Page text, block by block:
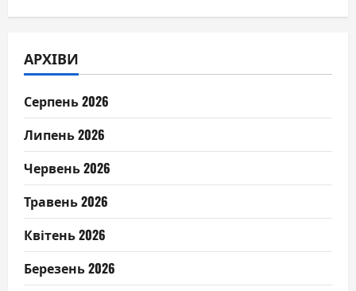
АРХІВИ
Серпень 2026
Липень 2026
Червень 2026
Травень 2026
Квітень 2026
Березень 2026